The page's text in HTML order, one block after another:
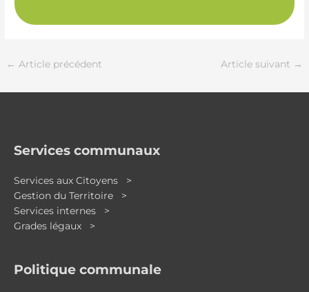
← Article précédent Article suivant →
Services communaux
Services aux Citoyens >
Gestion du Territoire >
Services internes >
Grades légaux >
Politique communale